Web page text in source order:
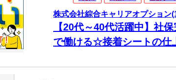
株式会社綜合キャリアオプショ
【20代～40代活躍中】社
で働ける☆接着シートの仕